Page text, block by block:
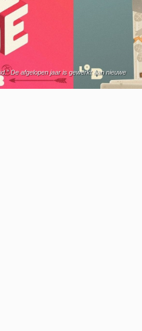
De afgelopen jaar is gewerkt aan nieuwe